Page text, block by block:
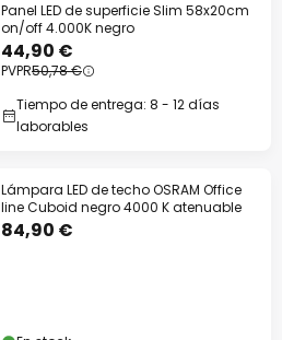
Panel LED de superficie Slim 58x20cm
on/off 4.000K negro
44,90 €
PVPR50,78 €
Tiempo de entrega: 8 - 12 días
laborables
Lámpara LED de techo OSRAM Office
line Cuboid negro 4000 K atenuable
84,90 €